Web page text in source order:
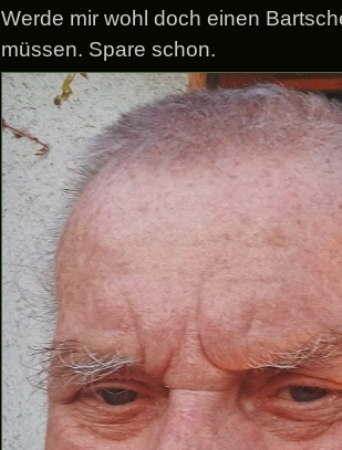
Werde mir wohl doch einen
müssen. Spare schon.